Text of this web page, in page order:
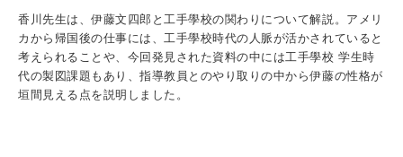
香川先生は、伊藤文四郎と工手學校の関わりについて解説。アメリ
カから帰国後の仕事には、工手學校時代の人脈が活かされていると
考えられることや、今回発見された資料の中には工手學校 学生時
代の製図課題もあり、指導教員とのやり取りの中から伊藤の性格が
垣間見える点を説明しました。